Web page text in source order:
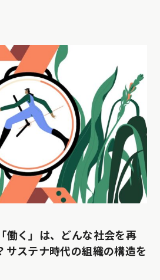
働く」は、どんな社会を再
サステナ時代の組織の構造を